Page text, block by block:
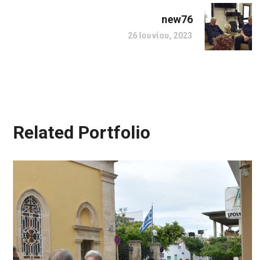
new76
26 Ιουνίου, 2023
Related Portfolio